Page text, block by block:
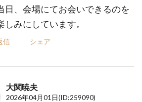
日、会場にてお会いできるのを
しみにしています。
信 シェア
大関暁夫
2026年04月01日(ID:259090)